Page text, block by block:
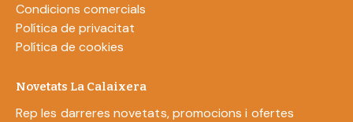
Condicions comercials
Política de privacitat
Política de cookies
Novetats La Calaixera
Rep les darreres novetats, promocions i ofertes